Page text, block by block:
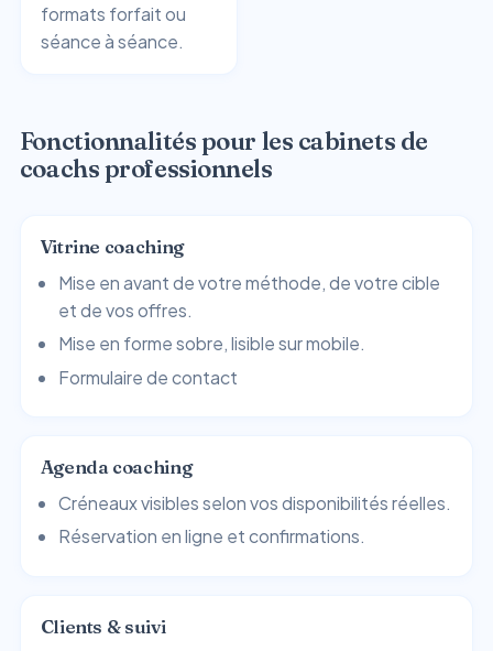
formats forfait ou
séance à séance.
Fonctionnalités pour les cabinets de
coachs professionnels
Vitrine coaching
Mise en avant de votre méthode, de votre cible
et de vos offres.
Mise en forme sobre, lisible sur mobile.
Formulaire de contact
Agenda coaching
Créneaux visibles selon vos disponibilités réelles.
Réservation en ligne et confirmations.
Clients & suivi